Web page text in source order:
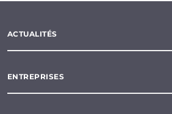
ACTUALITÉS
ENTREPRISES